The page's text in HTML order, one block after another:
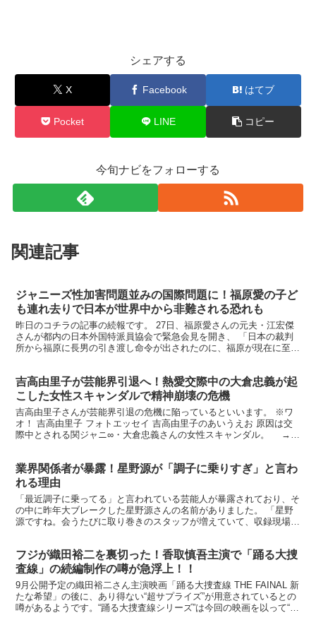
シェアする
X Facebook はてブ
Pocket LINE コピー
今旬ナビをフォローする
関連記事
ジャニーズ性加害問題並みの国際問題に！福原愛の子ど
も連れ去りで日本が世界中から非難される恐れも
昨日のコチラの記事の続報です。 27日、福原愛さんの元夫・江宏傑
さんが都内の日本外国特派員協会で緊急会見を開き、 「日本の裁判
所から福原に長男の引き渡し命令が出されたのに、福原が現在に至る
吉高由里子が芸能界引退へ！熱愛交際中の大倉忠義が起
こした女性スキャンダルで精神崩壊の危機
吉高由里子さんが芸能界引退の危機に陥っているといいます。 ※ワ
オ！ 吉高由里子 フォトエッセイ 吉高由里子のあいうえお 原因は交
際中とされる関ジャニ∞・大倉忠義さんの女性スキャンダル。 →大
業界関係者が暴露！星野源が「調子に乗りすぎ」と言わ
れる理由
「最近調子に乗ってる」と言われている芸能人が暴露されており、そ
の中に昨年大ブレークした星野源さんの名前がありました。 「星野
源ですね。会うたびに取り巻きのスタッフが増えていて、収録現場に
フジが織田裕二を裏切った！香取慎吾主演で「踊る大捜
査線」の続編制作の噂が急浮上！！
9月公開予定の織田裕二さん主演映画「踊る大捜査線 THE FAINAL 新
たな希望」の後に、あり得ない“超サプライズ”が用意されているとの
噂があるようです。“踊る大捜査線シリーズ”は今回の映画を以って“完